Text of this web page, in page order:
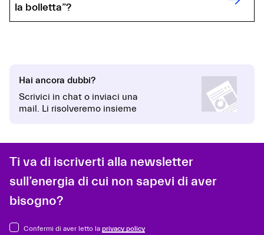
la bolletta”?
Hai ancora dubbi?
Scrivici in chat o inviaci una
mail. Li risolveremo insieme
Ti va di iscriverti alla newsletter
sull’energia di cui non sapevi di aver
bisogno?
Confermi di aver letto la privacy policy